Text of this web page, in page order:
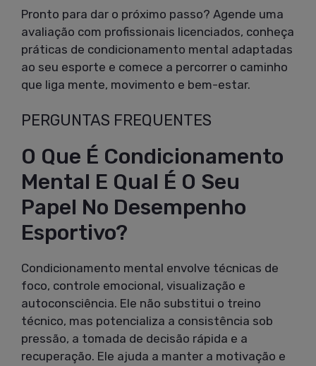
Pronto para dar o próximo passo? Agende uma
avaliação com profissionais licenciados, conheça
práticas de condicionamento mental adaptadas
ao seu esporte e comece a percorrer o caminho
que liga mente, movimento e bem-estar.
PERGUNTAS FREQUENTES
O Que É Condicionamento
Mental E Qual É O Seu
Papel No Desempenho
Esportivo?
Condicionamento mental envolve técnicas de
foco, controle emocional, visualização e
autoconsciência. Ele não substitui o treino
técnico, mas potencializa a consistência sob
pressão, a tomada de decisão rápida e a
recuperação. Ele ajuda a manter a motivação e